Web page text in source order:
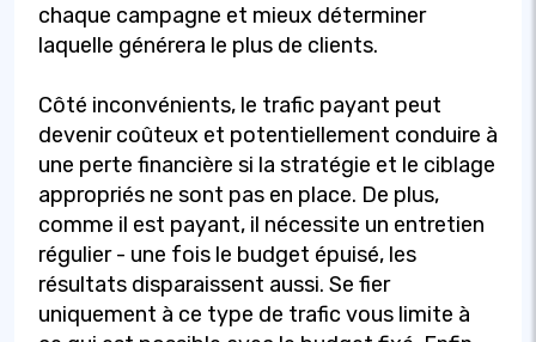
chaque campagne et mieux déterminer
laquelle générera le plus de clients.
Côté inconvénients, le trafic payant peut
devenir coûteux et potentiellement conduire à
une perte financière si la stratégie et le ciblage
appropriés ne sont pas en place. De plus,
comme il est payant, il nécessite un entretien
régulier - une fois le budget épuisé, les
résultats disparaissent aussi. Se fier
uniquement à ce type de trafic vous limite à